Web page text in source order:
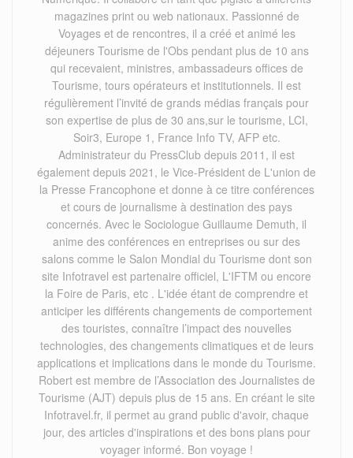
magazines print ou web nationaux. Passionné de
Voyages et de rencontres, il a créé et animé les
déjeuners Tourisme de l'Obs pendant plus de 10 ans
qui recevaient, ministres, ambassadeurs offices de
Tourisme, tours opérateurs et institutionnels. Il est
régulièrement l’invité de grands médias français pour
son expertise de plus de 30 ans,sur le tourisme, LCI,
Soir3, Europe 1, France Info TV, AFP etc.
Administrateur du PressClub depuis 2011, il est
également depuis 2021, le Vice-Président de L'union de
la Presse Francophone et donne à ce titre conférences
et cours de journalisme à destination des pays
concernés. Avec le Sociologue Guillaume Demuth, il
anime des conférences en entreprises ou sur des
salons comme le Salon Mondial du Tourisme dont son
site Infotravel est partenaire officiel, L'IFTM ou encore
la Foire de Paris, etc . L'idée étant de comprendre et
anticiper les différents changements de comportement
des touristes, connaître l’impact des nouvelles
technologies, des changements climatiques et de leurs
applications et implications dans le monde du Tourisme.
Robert est membre de l’Association des Journalistes de
Tourisme (AJT) depuis plus de 15 ans. En créant le site
Infotravel.fr, il permet au grand public d'avoir, chaque
jour, des articles d'inspirations et des bons plans pour
voyager informé. Bon voyage !